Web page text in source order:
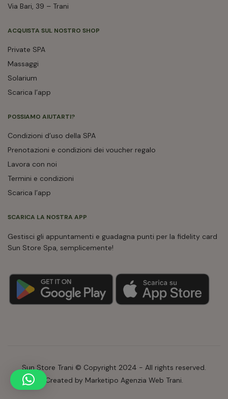
Via Bari, 39 – Trani
ACQUISTA SUL NOSTRO SHOP
Private SPA
Massaggi
Solarium
Scarica l’app
POSSIAMO AIUTARTI?
Condizioni d’uso della SPA
Prenotazioni e condizioni dei voucher regalo
Lavora con noi
Termini e condizioni
Scarica l’app
SCARICA LA NOSTRA APP
Gestisci gli appuntamenti e guadagna punti per la fidelity card
Sun Store Spa, semplicemente!
Sun Store Trani © Copyright 2024 - All rights reserved.
Created by Marketipo Agenzia Web Trani.